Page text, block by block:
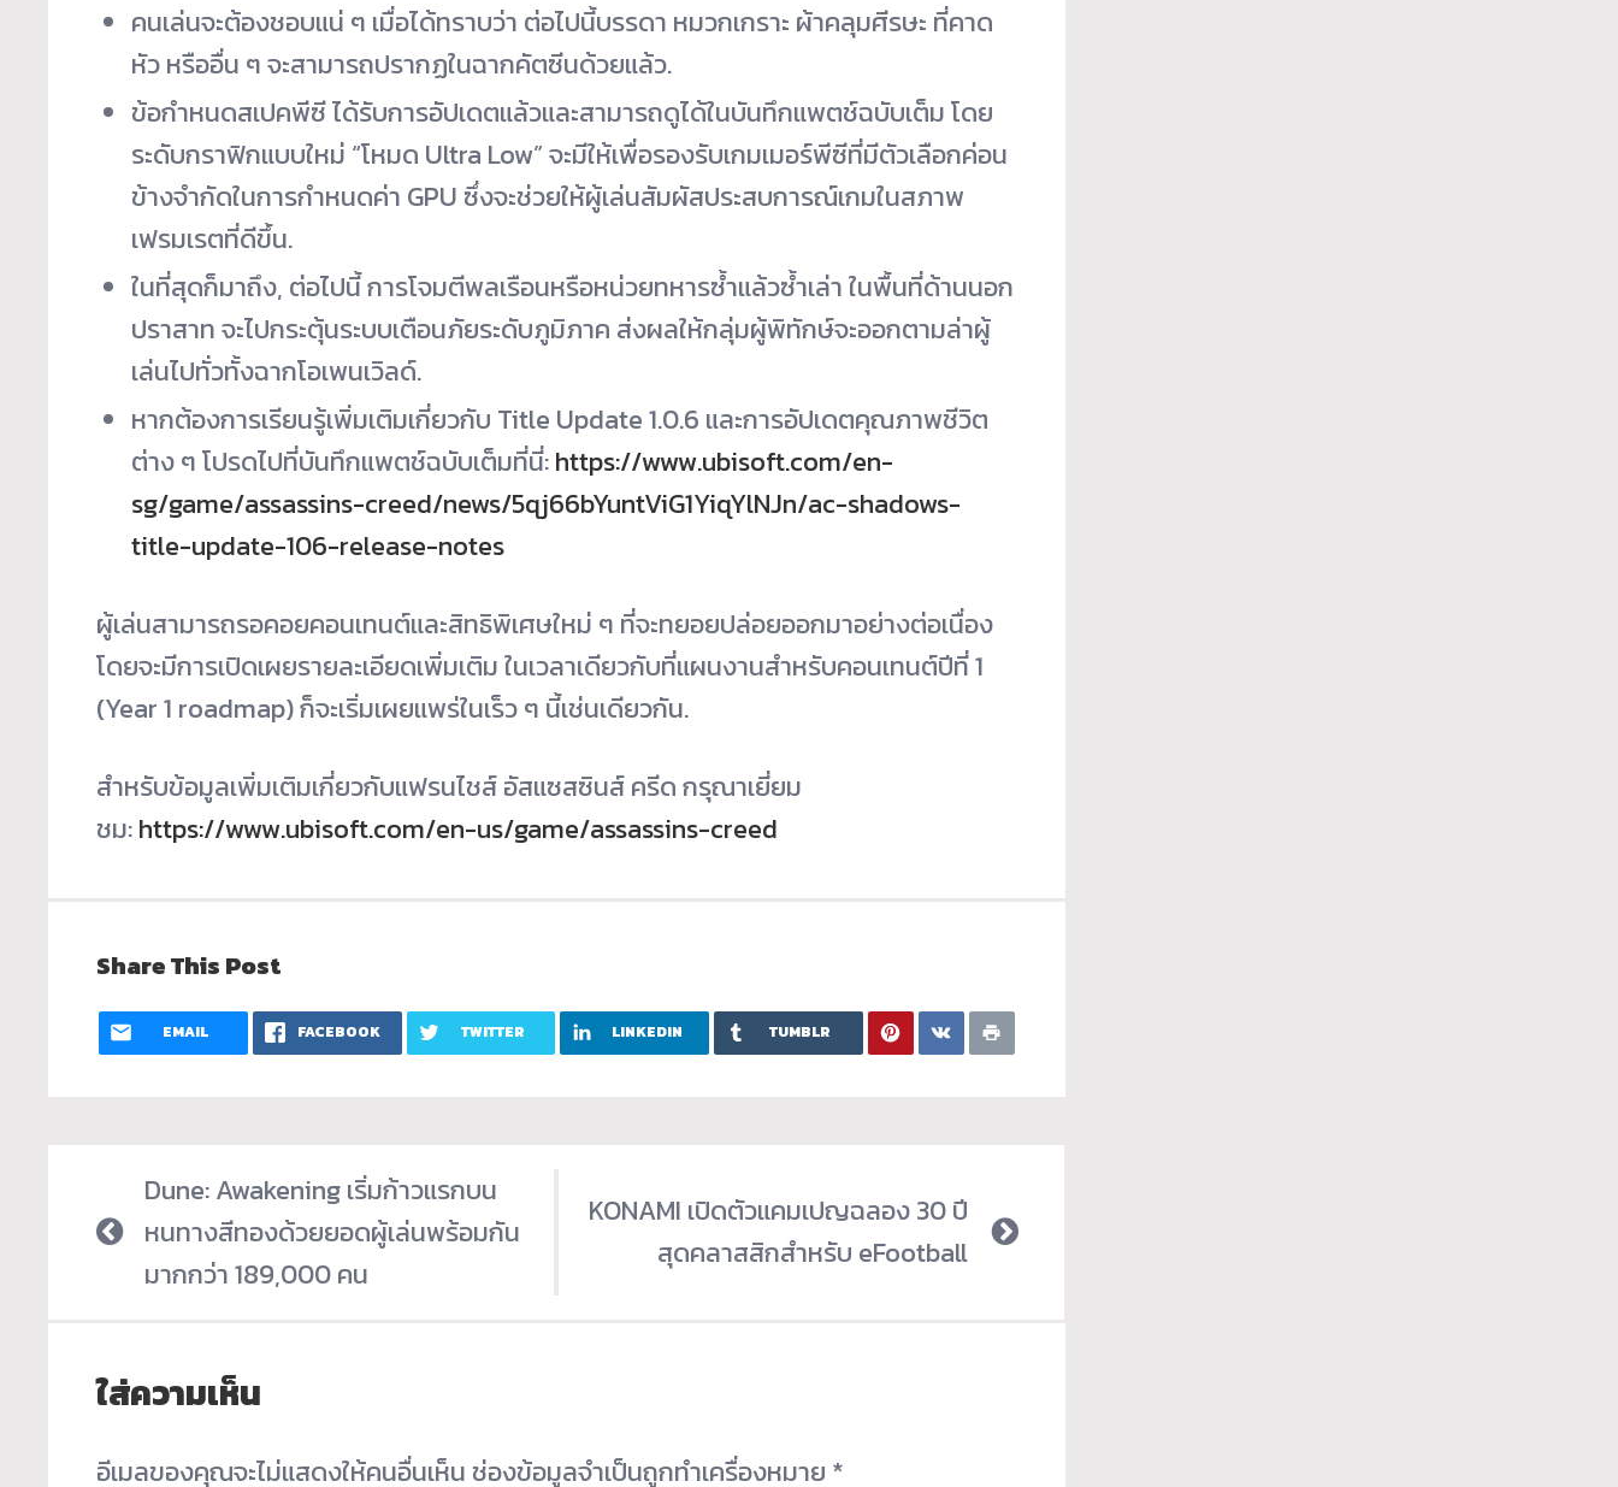
คนเล่นจะต้องชอบแน่ ๆ เมื่อได้ทราบว่า ต่อไปนี้บรรดา หมวกเกราะ ผ้าคลุมศีรษะ ที่คาด
หัว หรืออื่น ๆ จะสามารถปรากฏในฉากคัตซีนด้วยแล้ว.
ข้อกำหนดสเปคพีซี ได้รับการอัปเดตแล้วและสามารถดูได้ในบันทึกแพตช์ฉบับเต็ม โดย
ระดับกราฟิกแบบใหม่ “โหมด Ultra Low” จะมีให้เพื่อรองรับเกมเมอร์พีซีที่มีตัวเลือกค่อน
ข้างจำกัดในการกำหนดค่า GPU ซึ่งจะช่วยให้ผู้เล่นสัมผัสประสบการณ์เกมในสภาพ
เฟรมเรตที่ดีขึ้น.
ในที่สุดก็มาถึง, ต่อไปนี้ การโจมตีพลเรือนหรือหน่วยทหารซ้ำแล้วซ้ำเล่า ในพื้นที่ด้านนอก
ปราสาท จะไปกระตุ้นระบบเตือนภัยระดับภูมิภาค ส่งผลให้กลุ่มผู้พิทักษ์จะออกตามล่าผู้
เล่นไปทั่วทั้งฉากโอเพนเวิลด์.
หากต้องการเรียนรู้เพิ่มเติมเกี่ยวกับ Title Update 1.0.6 และการอัปเดตคุณภาพชีวิต
ต่าง ๆ โปรดไปที่บันทึกแพตช์ฉบับเต็มที่นี่:https://www.ubisoft.com/en-
sg/game/assassins-creed/news/5qj66bYuntViG1YiqYlNJn/ac-shadows-
title-update-106-release-notes
ผู้เล่นสามารถรอคอยคอนเทนต์และสิทธิพิเศษใหม่ ๆ ที่จะทยอยปล่อยออกมาอย่างต่อเนื่อง
โดยจะมีการเปิดเผยรายละเอียดเพิ่มเติม ในเวลาเดียวกับที่แผนงานสำหรับคอนเทนต์ปีที่ 1
(Year 1 roadmap) ก็จะเริ่มเผยแพร่ในเร็ว ๆ นี้เช่นเดียวกัน.
สำหรับข้อมูลเพิ่มเติมเกี่ยวกับแฟรนไชส์ อัสแซสซินส์ ครีด กรุณาเยี่ยม
ชม:https://www.ubisoft.com/en-us/game/assassins-creed
Share This Post
EMAIL FACEBOOK TWITTER LINKEDIN TUMBLR
Dune: Awakening เริ่มก้าวแรกบน
หนทางสีทองด้วยยอดผู้เล่นพร้อมกัน
มากกว่า 189,000 คน
KONAMI เปิดตัวแคมเปญฉลอง 30 ปี
สุดคลาสสิกสำหรับ eFootball
ใส่ความเห็น
อีเมลของคุณจะไม่แสดงให้คนอื่นเห็นช่องข้อมูลจำเป็นถูกทำเครื่องหมาย *